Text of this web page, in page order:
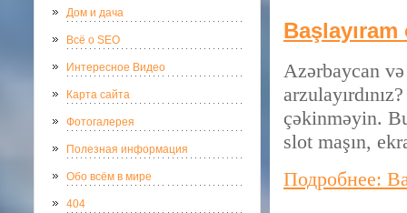
Дом и дача
Всё о SEO
Интересное Видео
Карта сайта
Фотогалерея
Полезная информация
Обо всём в мире
404
Azərbaycan
çəkinməyin.
slot maşın,
Подробнее: